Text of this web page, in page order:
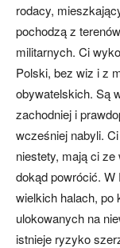
rodacy,
pochodzą z
militarnych. Ci
Polski, bez wiz i z
obywatelskich. Są
zachodniej i
wcześniej nabyli.
niestety, mają ci
dokąd powrócić.
wielkich halach, po
ulokowanych na
istnieje ryzyko